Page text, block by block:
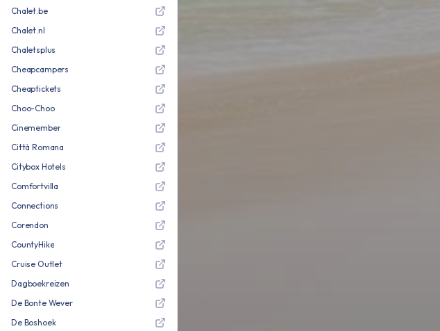
Chalet.be
Chalet.nl
Chaletsplus
Cheapcampers
Cheaptickets
Choo-Choo
Cinemember
Città Romana
Citybox Hotels
Comfortvilla
Connections
Corendon
CountyHike
Cruise Outlet
Dagboekreizen
De Bonte Wever
De Boshoek